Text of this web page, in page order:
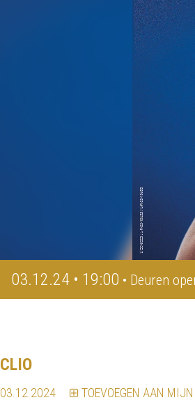
03.12.24 • 19:00 • Deuren
CLIO
03.12.2024 TOEVOEGEN AAN